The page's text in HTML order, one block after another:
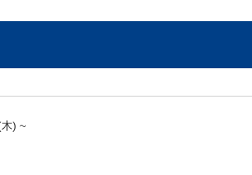
木) ~